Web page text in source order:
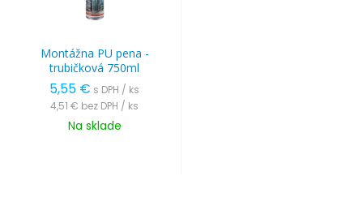
Montážna PU pena -
trubičková 750ml
5,55 € s DPH / ks
4,51 € bez DPH / ks
Na sklade